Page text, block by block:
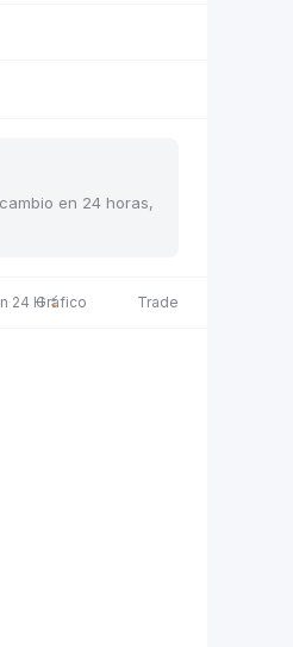
en 24 horas,
24 HGráfico Trade